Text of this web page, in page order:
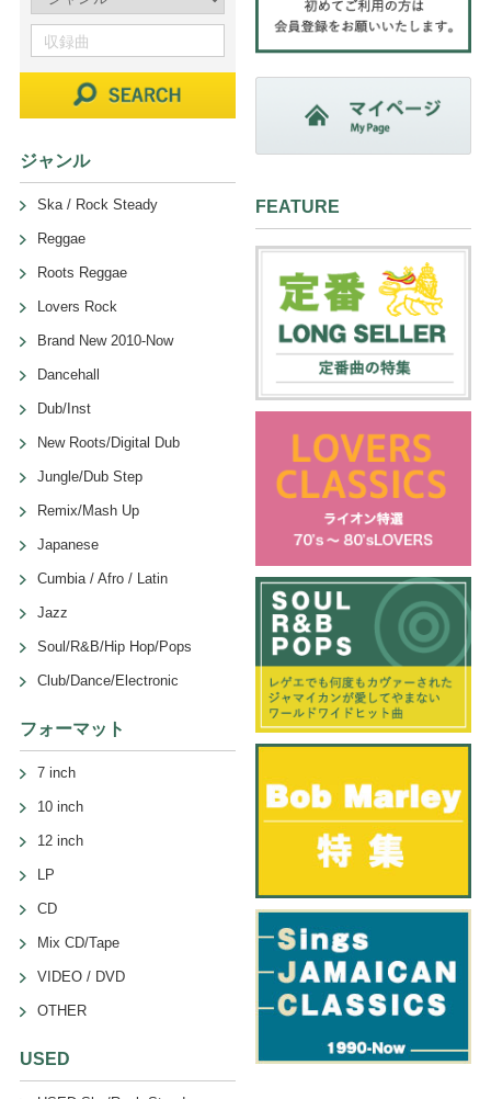
ジャンル
Ska / Rock Steady
Reggae
Roots Reggae
Lovers Rock
Brand New 2010-Now
Dancehall
Dub/Inst
New Roots/Digital Dub
Jungle/Dub Step
Remix/Mash Up
Japanese
Cumbia / Afro / Latin
Jazz
Soul/R&B/Hip Hop/Pops
Club/Dance/Electronic
フォーマット
7 inch
10 inch
12 inch
LP
CD
Mix CD/Tape
VIDEO / DVD
OTHER
USED
FEATURE